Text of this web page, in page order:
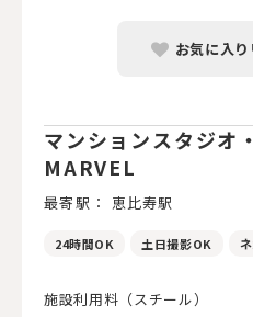
お気に入
マンションスタジ
MARVEL
最寄駅： 恵比寿駅
24時間OK 土日撮影OK
施設利用料（スチール）